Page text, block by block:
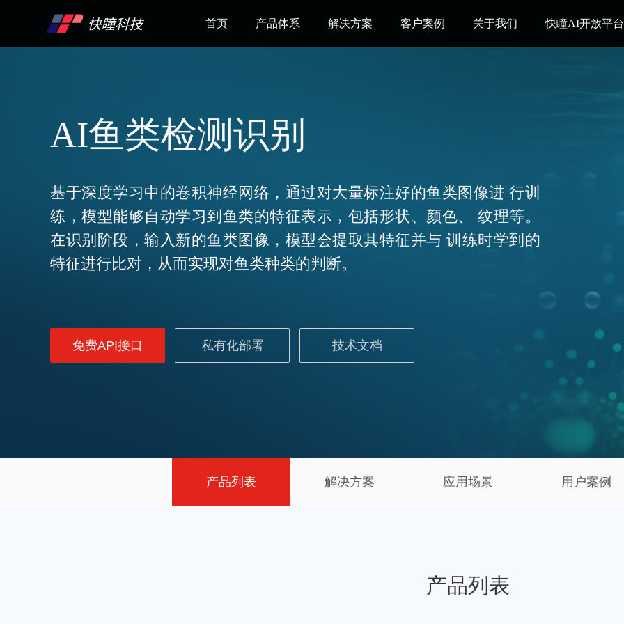
首页 产品体系 解决方案 客户案例 关于我们 快瞳AI开放平台
AI鱼类检测识别
基于深度学习中的卷积神经网络，通过对大量标注好的鱼类图像进 行训
练，模型能够自动学习到鱼类的特征表示，包括形状、颜色、 纹理等。
在识别阶段，输入新的鱼类图像，模型会提取其特征并与 训练时学到的
特征进行比对，从而实现对鱼类种类的判断。
免费API接口 私有化部署 技术文档
产品列表 解决方案 应用场景 用户案例
产品列表